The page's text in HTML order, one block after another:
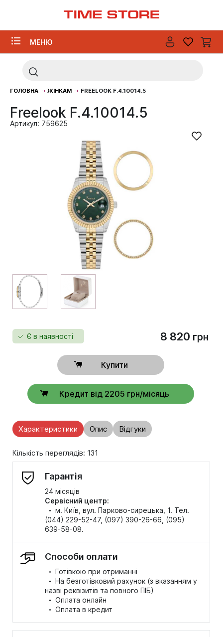
МЕНЮ
ГОЛОВНА ЖІНКАМ FREELOOK F.4.10014.5
Freelook F.4.10014.5
Артикул: 759625
Є в наявності 8 820 грн
Купити
Кредит від 2205 грн/місяць
Характеристики Опис Відгуки
Кількість переглядів: 131
Гарантія
24 місяців
Сервісний центр:
· м. Київ, вул. Парково-сирецька, 1. Тел.
(044) 229-52-47, (097) 390-26-66, (095)
639-58-08.
Способи оплати
· Готівкою при отриманні
· На безготівковий рахунок (з вказанням у
назві реквізитів та повного ПІБ)
· Оплата онлайн
· Оплата в кредит